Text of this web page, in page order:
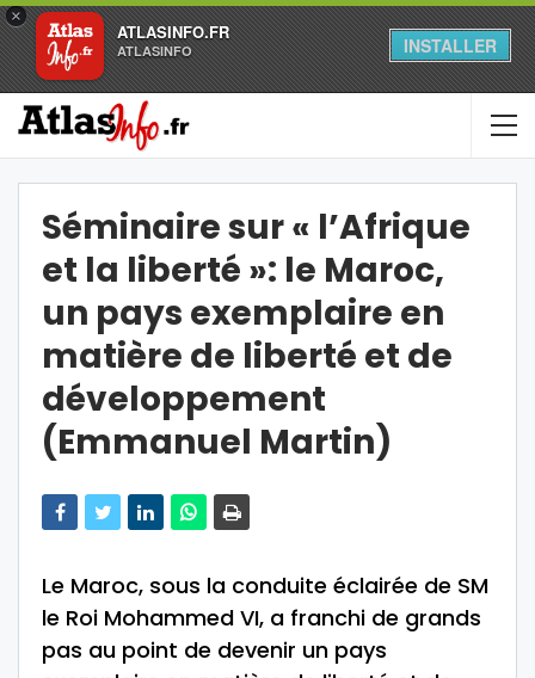
×
ATLASINFO.FR
ATLASINFO INSTALLER
Séminaire sur « l’Afrique
et la liberté »: le Maroc,
un pays exemplaire en
matière de liberté et de
développement
(Emmanuel Martin)
Le Maroc, sous la conduite éclairée de SM
le Roi Mohammed VI, a franchi de grands
pas au point de devenir un pays